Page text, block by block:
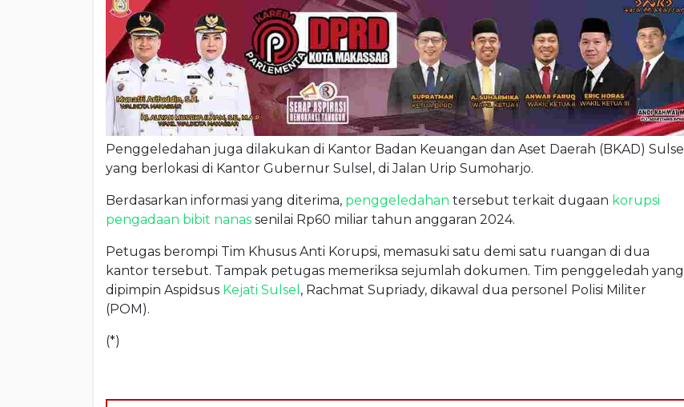
Penggeledahan juga dilakukan di Kantor Badan Keuangan dan Aset Daerah (BKAD) Sulsel
yang berlokasi di Kantor Gubernur Sulsel, di Jalan Urip Sumoharjo.
Berdasarkan informasi yang diterima, penggeledahan tersebut terkait dugaan korupsi
pengadaan bibit nanas senilai Rp60 miliar tahun anggaran 2024.
Petugas berompi Tim Khusus Anti Korupsi, memasuki satu demi satu ruangan di dua
kantor tersebut. Tampak petugas memeriksa sejumlah dokumen. Tim penggeledah yang
dipimpin Aspidsus Kejati Sulsel , Rachmat Supriady, dikawal dua personel Polisi Militer
(POM).
(*)